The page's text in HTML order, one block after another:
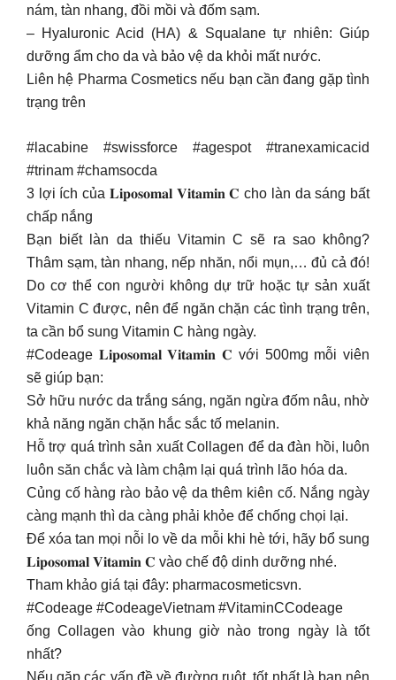
nám, tàn nhang, đồi mồi và đốm sạm.
– Hyaluronic Acid (HA) & Squalane tự nhiên: Giúp
dưỡng ẩm cho da và bảo vệ da khỏi mất nước.
Liên hệ Pharma Cosmetics nếu bạn cần đang gặp tình
trạng trên
#lacabine #swissforce #agespot #tranexamicacid
#trinam #chamsocda
3 lợi ích của 𝐋𝐢𝐩𝐨𝐬𝐨𝐦𝐚𝐥 𝐕𝐢𝐭𝐚𝐦𝐢𝐧 𝐂 cho làn da sáng bất
chấp nắng
Bạn biết làn da thiếu Vitamin C sẽ ra sao không?
Thâm sạm, tàn nhang, nếp nhăn, nổi mụn,… đủ cả đó!
Do cơ thể con người không dự trữ hoặc tự sản xuất
Vitamin C được, nên để ngăn chặn các tình trạng trên,
ta cần bổ sung Vitamin C hàng ngày.
#Codeage 𝐋𝐢𝐩𝐨𝐬𝐨𝐦𝐚𝐥 𝐕𝐢𝐭𝐚𝐦𝐢𝐧 𝐂 với 500mg mỗi viên
sẽ giúp bạn:
Sở hữu nước da trắng sáng, ngăn ngừa đốm nâu, nhờ
khả năng ngăn chặn hắc sắc tố melanin.
Hỗ trợ quá trình sản xuất Collagen để da đàn hồi, luôn
luôn săn chắc và làm chậm lại quá trình lão hóa da.
Củng cố hàng rào bảo vệ da thêm kiên cố. Nắng ngày
càng mạnh thì da càng phải khỏe để chống chọi lại.
Để xóa tan mọi nỗi lo về da mỗi khi hè tới, hãy bổ sung
𝐋𝐢𝐩𝐨𝐬𝐨𝐦𝐚𝐥 𝐕𝐢𝐭𝐚𝐦𝐢𝐧 𝐂 vào chế độ dinh dưỡng nhé.
Tham khảo giá tại đây: pharmacosmeticsvn.
#Codeage #CodeageVietnam #VitaminCCodeage
ống Collagen vào khung giờ nào trong ngày là tốt
nhất?
Nếu gặp các vấn đề về đường ruột, tốt nhất là bạn nên